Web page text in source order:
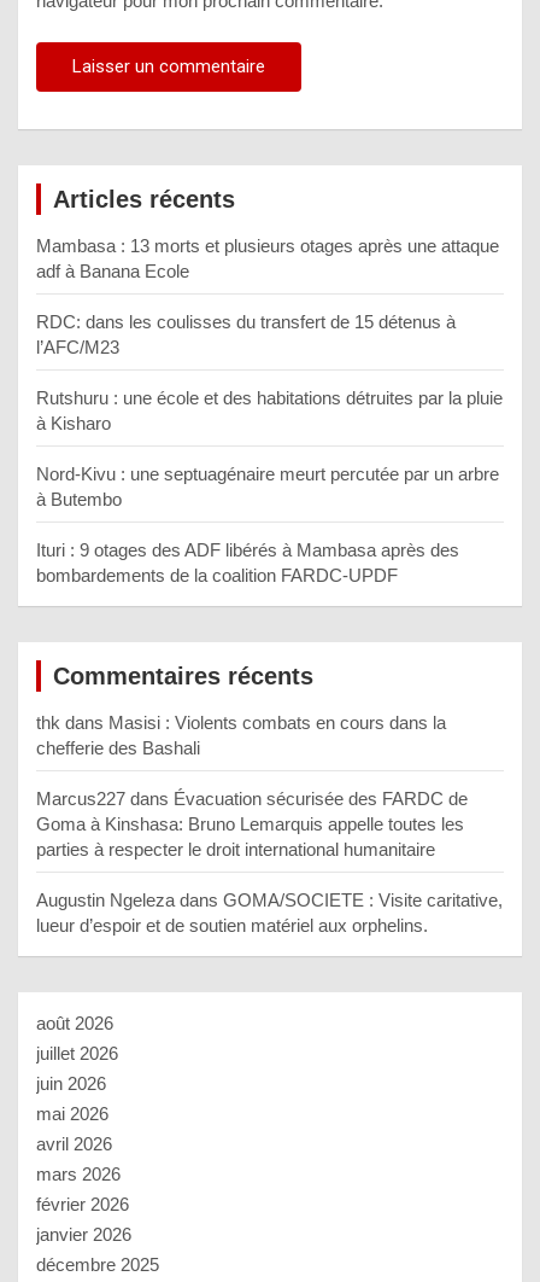
Articles récents
Mambasa : 13 morts et plusieurs otages après une attaque
adf à Banana Ecole
RDC: dans les coulisses du transfert de 15 détenus à
l’AFC/M23
Rutshuru : une école et des habitations détruites par la pluie
à Kisharo
Nord-Kivu : une septuagénaire meurt percutée par un arbre
à Butembo
Ituri : 9 otages des ADF libérés à Mambasa après des
bombardements de la coalition FARDC-UPDF
Commentaires récents
thk dans Masisi : Violents combats en cours dans la
chefferie des Bashali
Marcus227 dans Évacuation sécurisée des FARDC de
Goma à Kinshasa: Bruno Lemarquis appelle toutes les
parties à respecter le droit international humanitaire
Augustin Ngeleza dans GOMA/SOCIETE : Visite caritative,
lueur d’espoir et de soutien matériel aux orphelins.
août 2026
juillet 2026
juin 2026
mai 2026
avril 2026
mars 2026
février 2026
janvier 2026
décembre 2025